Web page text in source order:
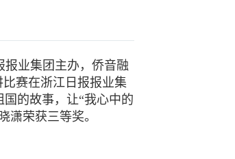
报业集团主办，侨音融
赛在浙江日报报业集
的故事，让“我心中的
潇荣获三等奖。